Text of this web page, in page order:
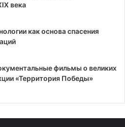
века
как основа спасения
фильмы о великих
«Территория Победы»